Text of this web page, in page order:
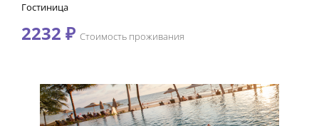
Гостиница
2232 ₽ Стоимость проживания